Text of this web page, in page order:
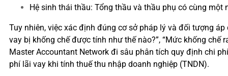
Hệ sinh thái thầu: Tổng thầu và thầu phụ có cùng
Tuy nhiên, việc xác định đúng cơ sở pháp lý và đối tượng
vay bị khống chế được tính như thế nào?”, “Mức khống
Master Accountant Network đi sâu phân tích quy định chi
phí lãi vay khi tính thuế thu nhập doanh nghiệp (TNDN).